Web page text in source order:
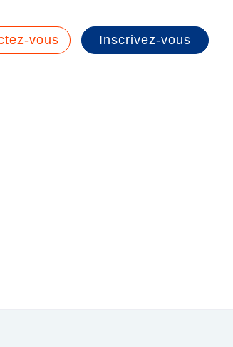
vous Inscrivez-vous